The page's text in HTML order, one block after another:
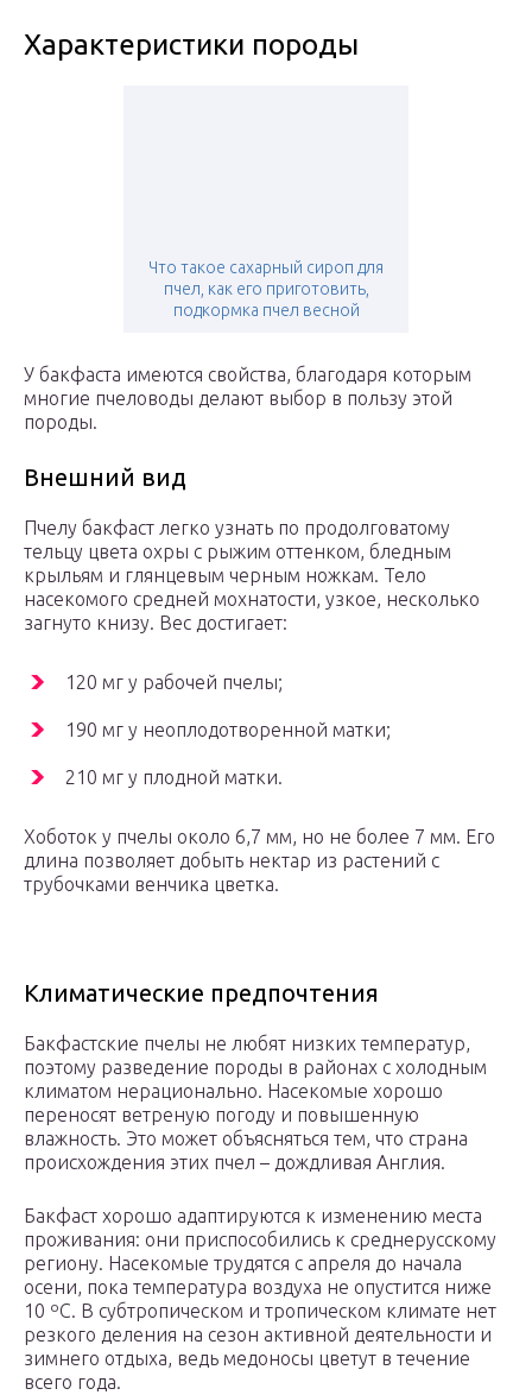
Характеристики породы
Что такое сахарный сироп для
пчел, как его приготовить,
подкормка пчел весной
У бакфаста имеются свойства, благодаря которым
многие пчеловоды делают выбор в пользу этой
породы.
Внешний вид
Пчелу бакфаст легко узнать по продолговатому
тельцу цвета охры с рыжим оттенком, бледным
крыльям и глянцевым черным ножкам. Тело
насекомого средней мохнатости, узкое, несколько
загнуто книзу. Вес достигает:
120 мг у рабочей пчелы;
190 мг у неоплодотворенной матки;
210 мг у плодной матки.
Хоботок у пчелы около 6,7 мм, но не более 7 мм. Его
длина позволяет добыть нектар из растений с
трубочками венчика цветка.
Климатические предпочтения
Бакфастские пчелы не любят низких температур,
поэтому разведение породы в районах с холодным
климатом нерационально. Насекомые хорошо
переносят ветреную погоду и повышенную
влажность. Это может объясняться тем, что страна
происхождения этих пчел – дождливая Англия.
Бакфаст хорошо адаптируются к изменению места
проживания: они приспособились к среднерусскому
региону. Насекомые трудятся с апреля до начала
осени, пока температура воздуха не опустится ниже
10 ºС. В субтропическом и тропическом климате нет
резкого деления на сезон активной деятельности и
зимнего отдыха, ведь медоносы цветут в течение
всего года.